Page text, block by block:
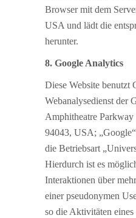
Browser mit dem
USA und lädt die
herunter.
8. Google Analytics
Diese Website benutzt
Webanalysedienst der
Amphitheatre
94043, USA;
die Betriebsart
Hierdurch ist es
Interaktionen über
einer pseudonymen
so die Aktivitäten eines